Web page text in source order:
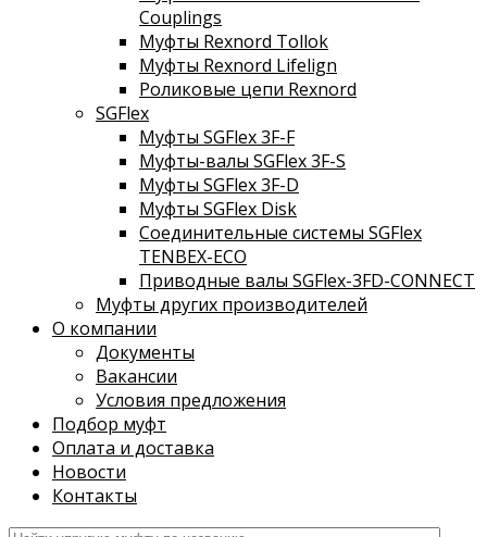
Couplings
Муфты Rexnord Tollok
Муфты Rexnord Lifelign
Роликовые цепи Rexnord
SGFlex
Муфты SGFlex 3F-F
Муфты-валы SGFlex 3F-S
Муфты SGFlex 3F-D
Муфты SGFlex Disk
Соединительные системы SGFlex
TENBEX-ECO
Приводные валы SGFlex-3FD-CONNECT
Муфты других производителей
О компании
Документы
Вакансии
Условия предложения
Подбор муфт
Оплата и доставка
Новости
Контакты